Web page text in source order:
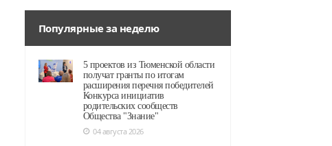
Популярные за неделю
5 проектов из Тюменской области
получат гранты по итогам
расширения перечня победителей
Конкурса инициатив
родительских сообществ
Общества "Знание"
04 августа 2026